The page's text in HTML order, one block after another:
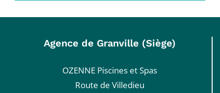
Agence de Granville (Siège)
OZENNE Piscines et Spas
Route de Villedieu